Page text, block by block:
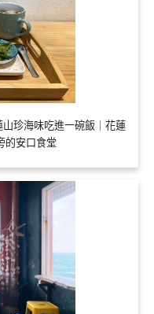
珍海味吃進一碗飯｜花蓮
的安口食堂